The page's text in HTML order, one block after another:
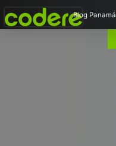
Blog Panamá